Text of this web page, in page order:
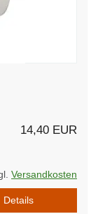
14,40 EUR
Versandkosten